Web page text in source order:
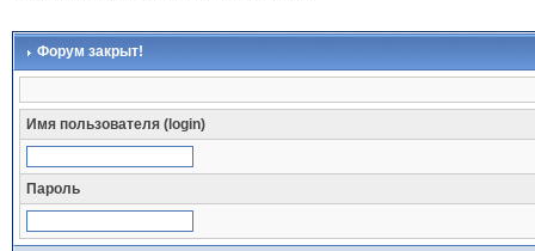
Форум закрыт!
Имя пользователя (login)
Пароль